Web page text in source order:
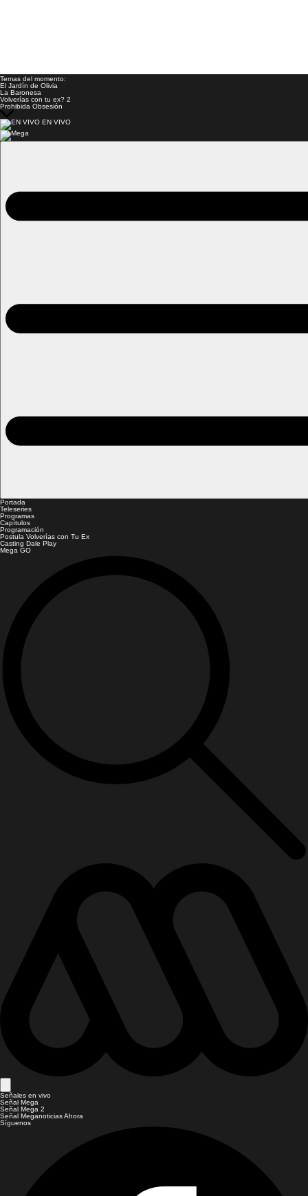
Temas del momento:
El Jardín de Olivia
La Baronesa
Volverías con tu ex? 2
Prohibida Obsesión
EN VIVO
Portada
Teleseries
Programas
Capítulos
Programación
Postula Volverías con Tu Ex
Casting Dale Play
Mega GO
Señales en vivo
Señal Mega
Señal Mega 2
Señal Meganoticias Ahora
Síguenos